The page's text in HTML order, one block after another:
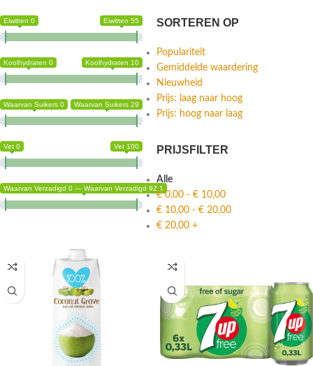
Eiwitten 0 Eiwitten 55
Koolhydraten 0 Koolhydraten 10
Waarvan Suikers 0 Waarvan Suikers 29
Vet 0 Vet 100
Waarvan Verzadigd 0 — Waarvan Verzadigd 92.1
SORTEREN OP
Populariteit
Gemiddelde waardering
Nieuwheid
Prijs: laag naar hoog
Prijs: hoog naar laag
PRIJSFILTER
Alle
€0,00 - € 10,00
€ 10,00 - € 20,00
€ 20,00 +